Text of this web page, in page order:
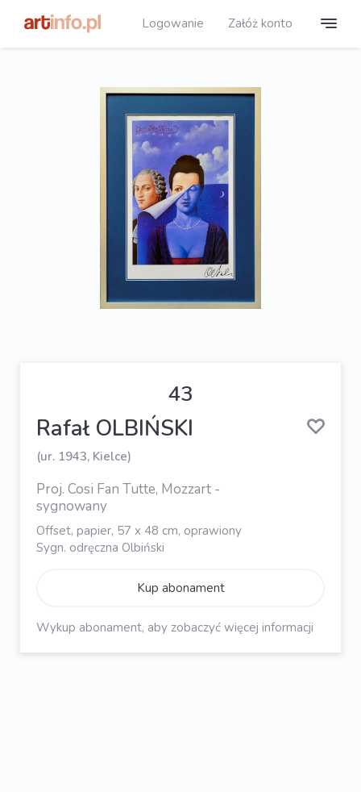
Logowanie Załóż konto
43
Rafał OLBIŃSKI
(ur. 1943, Kielce)
Proj. Cosi Fan Tutte, Mozzart -
sygnowany
Offset, papier, 57 x 48 cm, oprawiony
Sygn. odręczna Olbiński
Kup abonament
Wykup abonament, aby zobaczyć więcej informacji